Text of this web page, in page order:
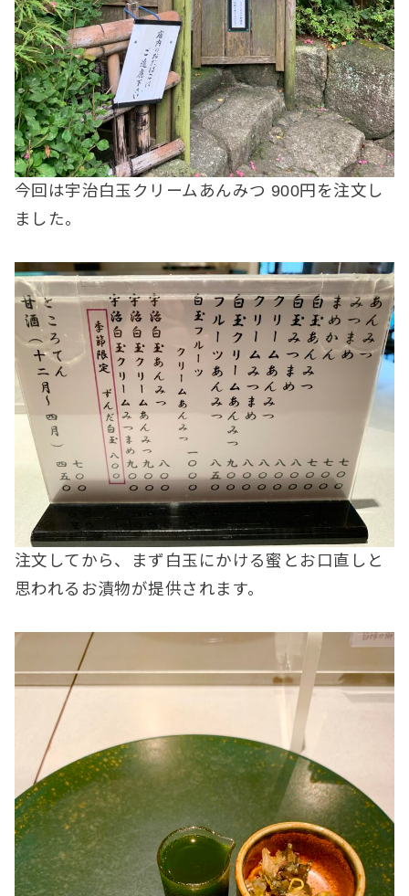
今回は宇治白玉クリームあんみつ 900円を注文し
ました。
注文してから、まず白玉にかける蜜とお口直しと
思われるお漬物が提供されます。